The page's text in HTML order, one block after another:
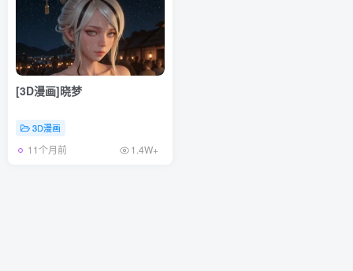
[3D漫画]晓梦
3D漫画
11个月前 1.4W+